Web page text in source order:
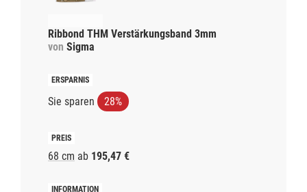
Ribbond THM Verstärkungsband 3mm
von Sigma
Sie sparen 28%
68 cm ab 195,47 €